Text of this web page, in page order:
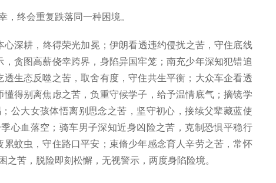
终会重复跌落同一种困境。
深耕，终得荣光加冕；伊朗看透违约侵扰之苦，守住底线
贪图高薪侥幸跨界，身陷异国牢笼；南充少年深知犯错追
生态反噬之苦，取舍有度，守住共生平衡；大众车企看透
得别离焦虑之苦，负重守候学子，给予温情底气；摘镜学
公大女孩体悟离别思念之苦，坚守初心，接续父辈藏蓝使
心血落空；骑车男子深知近身凶险之苦，克制恐惧平稳行
蚊虫，守住路口平安；束脩少年感念育人辛劳之苦，常怀
苦，脱险即刻松懈，无视警示，两度身陷险境。